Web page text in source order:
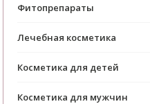
Фитопрепараты
Лечебная косметика
Косметика для детей
Косметика для мужчин